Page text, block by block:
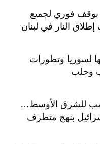
فوري لجميع
إطلاق النار في لبنان
لسوريا وتطورات
وحلب
للشرق الأوسط…
بنهج متطرف